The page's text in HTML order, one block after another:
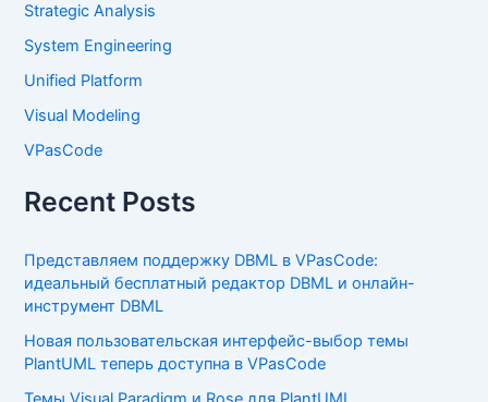
Strategic Analysis
System Engineering
Unified Platform
Visual Modeling
VPasCode
Recent Posts
Представляем поддержку DBML в VPasCode:
идеальный бесплатный редактор DBML и онлайн-
инструмент DBML
Новая пользовательская интерфейс-выбор темы
PlantUML теперь доступна в VPasCode